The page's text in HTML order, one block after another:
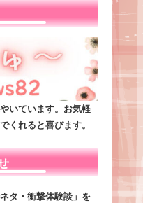
いています。お気軽
くれると喜びます。
タ・衝撃体験談」を